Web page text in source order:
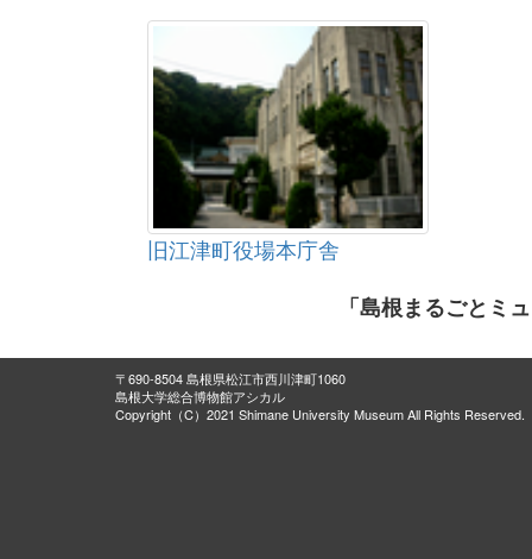
旧江津町役場本庁舎
「島根まるごとミ
〒690-8504 島根県松江市西川津町1060
島根大学総合博物館アシカル
Copyright（C）2021 Shimane University Museum All Rights Reserved.